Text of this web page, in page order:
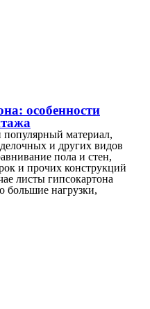
особенности
популярный материал,
и других видов
пола и стен,
и прочих конструкций
листы гипсокартона
большие нагрузки,